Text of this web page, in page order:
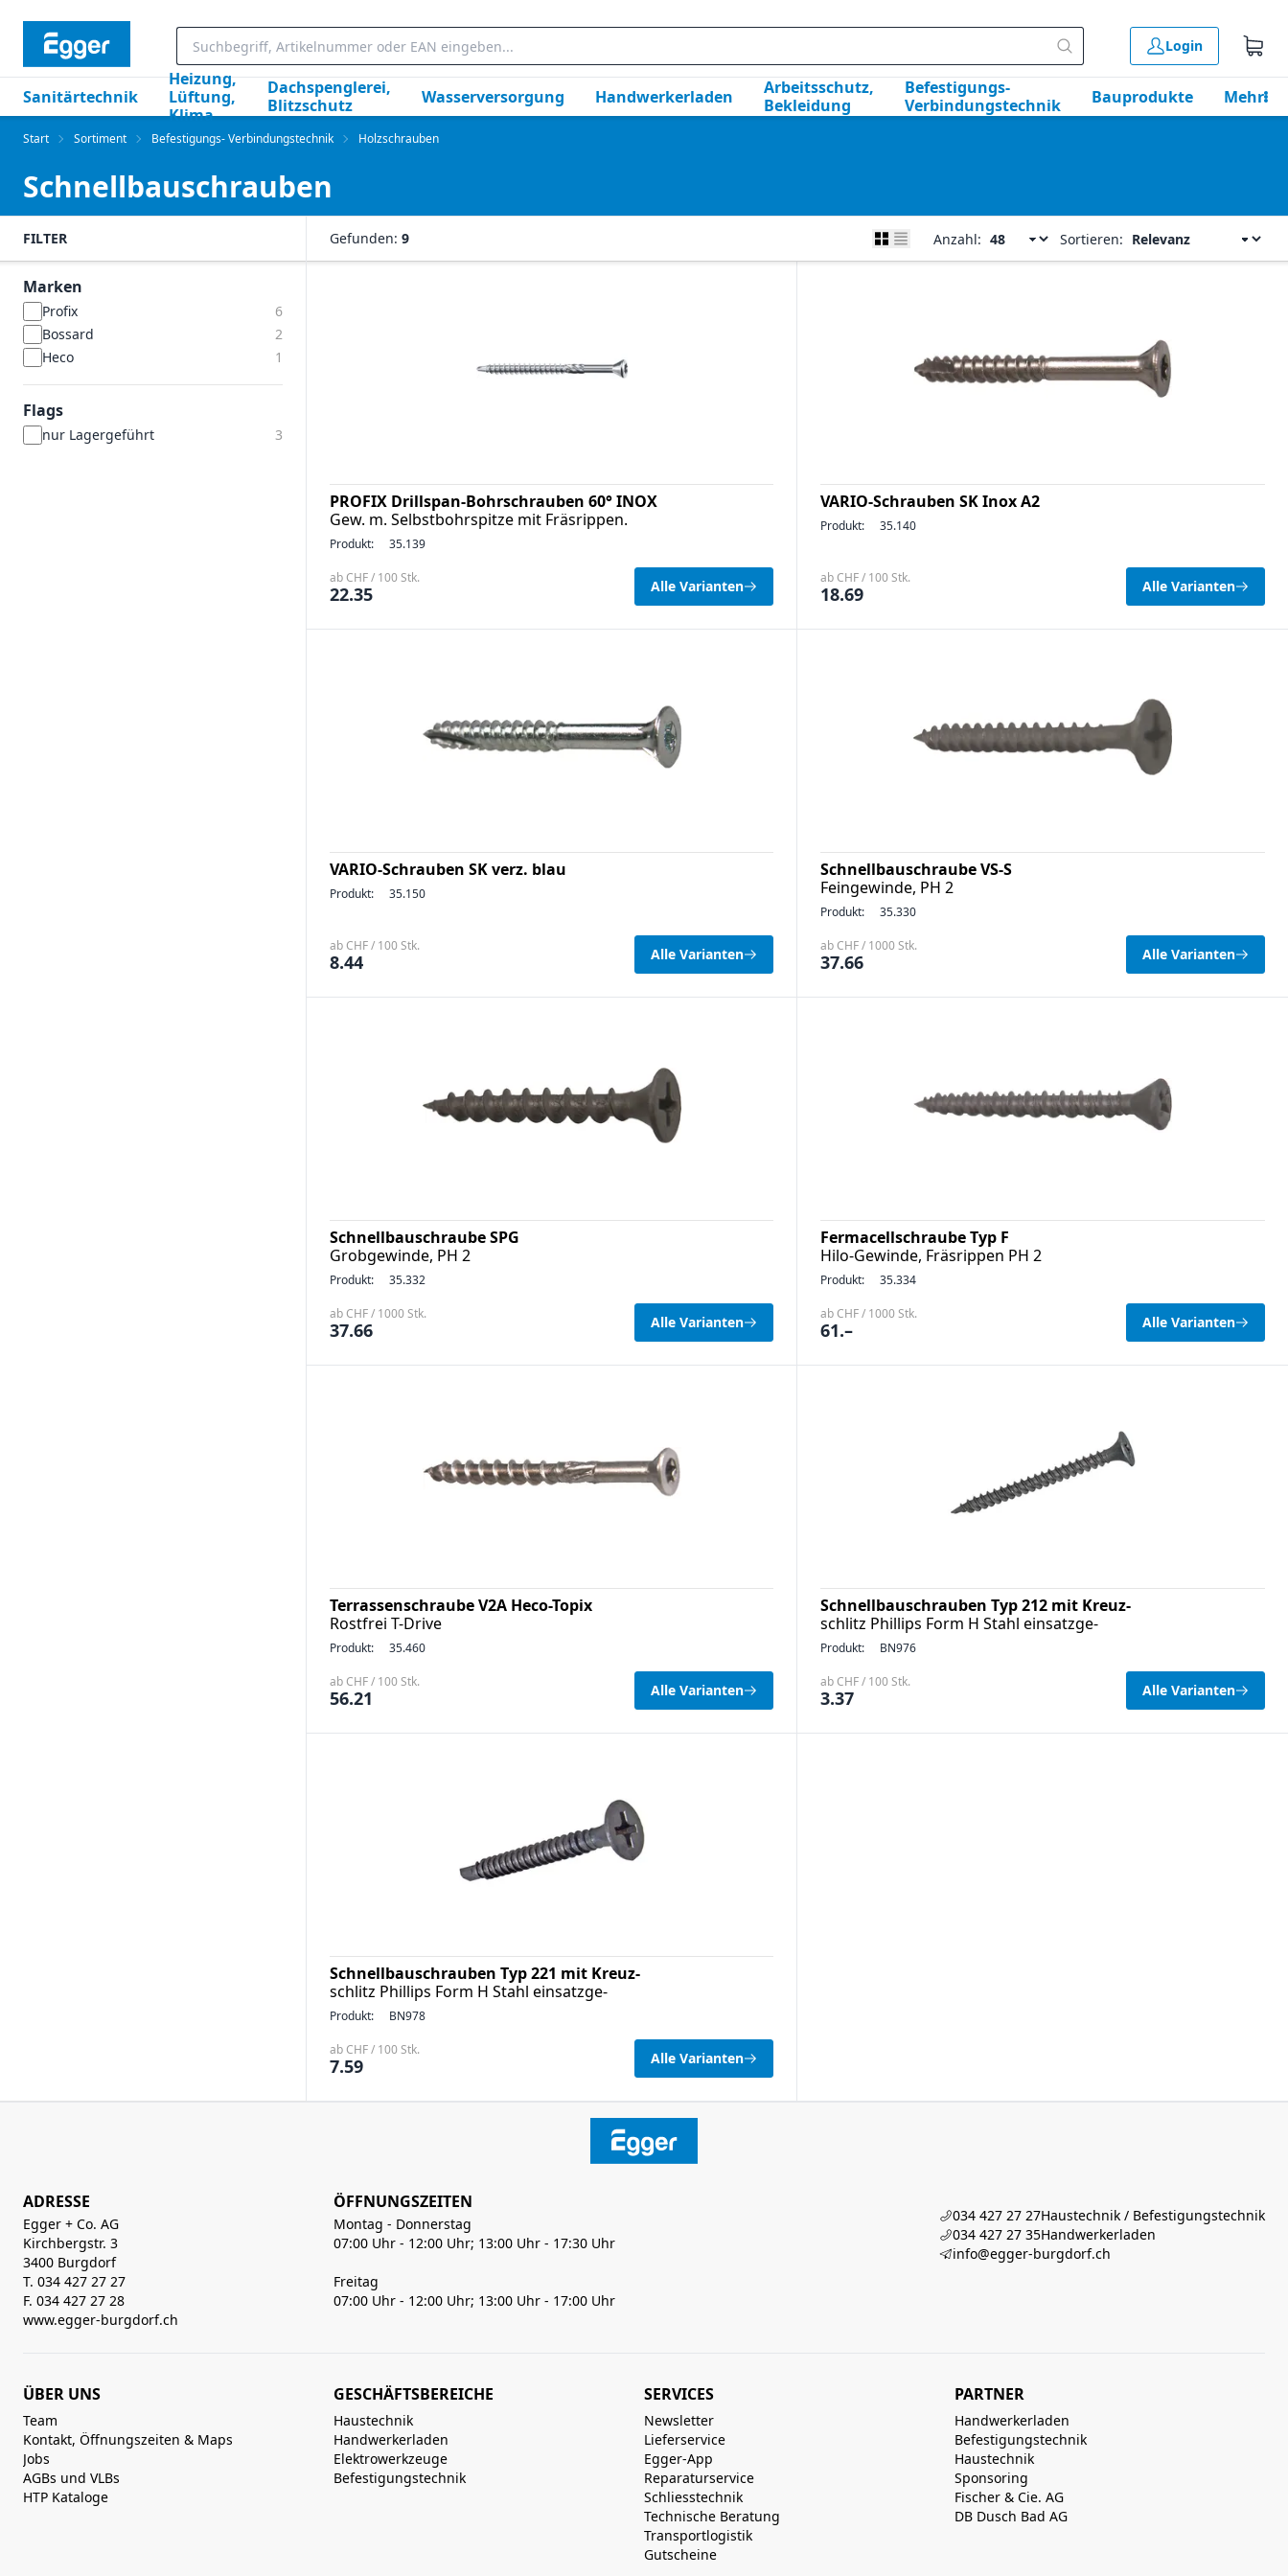
Login
Sanitärtechnik
Heizung,
Lüftung,
Klima
Dachspenglerei,
Blitzschutz
Wasserversorgung Handwerkerladen
Arbeitsschutz,
Bekleidung
Befestigungs-
Verbindungstechnik
Bauprodukte Mehr
Start Sortiment Befestigungs- Verbindungstechnik Holzschrauben
Schnellbauschrauben
FILTER
Marken
Profix
6
Bossard
2
Heco
1
Flags
nur Lagergeführt 3
Gefunden: 9 Anzahl: Sortieren:
PROFIX Drillspan-Bohrschrauben 60° INOX
Gew. m. Selbstbohrspitze mit Fräsrippen.
Produkt: 35.139
ab CHF / 100 Stk.
22.35 Alle Varianten
VARIO-Schrauben SK Inox A2
Produkt: 35.140
ab CHF / 100 Stk.
18.69 Alle Varianten
VARIO-Schrauben SK verz. blau
Produkt: 35.150
ab CHF / 100 Stk.
8.44 Alle Varianten
Schnellbauschraube VS-S
Feingewinde, PH 2
Produkt: 35.330
ab CHF / 1000 Stk.
37.66 Alle Varianten
Schnellbauschraube SPG
Grobgewinde, PH 2
Produkt: 35.332
ab CHF / 1000 Stk.
37.66 Alle Varianten
Fermacellschraube Typ F
Hilo-Gewinde, Fräsrippen PH 2
Produkt: 35.334
ab CHF / 1000 Stk.
61.– Alle Varianten
Terrassenschraube V2A Heco-Topix
Rostfrei T-Drive
Produkt: 35.460
ab CHF / 100 Stk.
56.21 Alle Varianten
Schnellbauschrauben Typ 212 mit Kreuz-
schlitz Phillips Form H Stahl einsatzge-
Produkt: BN976
ab CHF / 100 Stk.
3.37 Alle Varianten
Schnellbauschrauben Typ 221 mit Kreuz-
schlitz Phillips Form H Stahl einsatzge-
Produkt: BN978
ab CHF / 100 Stk.
7.59 Alle Varianten
ADRESSE
Egger + Co. AG
Kirchbergstr. 3
3400 Burgdorf
T. 034 427 27 27
F. 034 427 27 28
www.egger-burgdorf.ch
ÖFFNUNGSZEITEN
Montag - Donnerstag
07:00 Uhr - 12:00 Uhr; 13:00 Uhr - 17:30 Uhr
Freitag
07:00 Uhr - 12:00 Uhr; 13:00 Uhr - 17:00 Uhr
034 427 27 27Haustechnik / Befestigungstechnik
034 427 27 35Handwerkerladen
info@egger-burgdorf.ch
ÜBER UNS
Team
Kontakt, Öffnungszeiten & Maps
Jobs
AGBs und VLBs
HTP Kataloge
GESCHÄFTSBEREICHE
Haustechnik
Handwerkerladen
Elektrowerkzeuge
Befestigungstechnik
SERVICES
Newsletter
Lieferservice
Egger-App
Reparaturservice
Schliesstechnik
Technische Beratung
Transportlogistik
Gutscheine
PARTNER
Handwerkerladen
Befestigungstechnik
Haustechnik
Sponsoring
Fischer & Cie. AG
DB Dusch Bad AG